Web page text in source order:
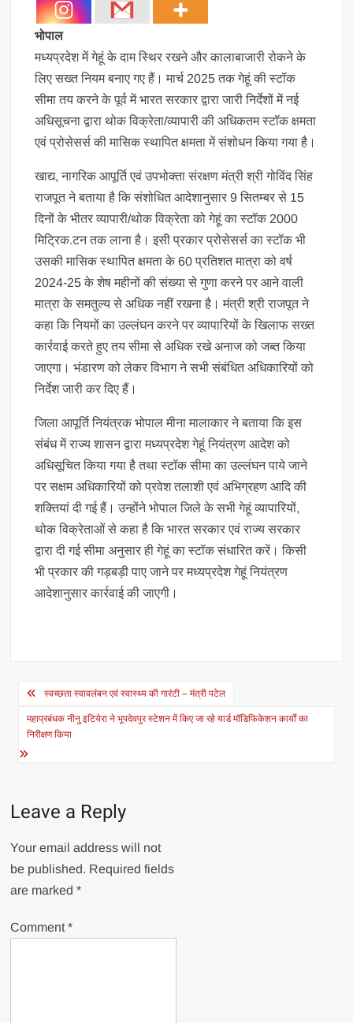
भोपाल
मध्यप्रदेश में गेहूं के दाम स्थिर रखने और कालाबाजारी रोकने के
लिए सख्त नियम बनाए गए हैं। मार्च 2025 तक गेहूं की स्टॉक
सीमा तय करने के पूर्व में भारत सरकार द्वारा जारी निर्देशों में नई
अधिसूचना द्वारा थोक विक्रेता/व्यापारी की अधिकतम स्टॉक क्षमता
एवं प्रोसेसर्स की मासिक स्थापित क्षमता में संशोधन किया गया है।
खाद्य, नागरिक आपूर्ति एवं उपभोक्ता संरक्षण मंत्री श्री गोविंद सिंह
राजपूत ने बताया है कि संशोधित आदेशानुसार 9 सितम्बर से 15
दिनों के भीतर व्यापारी/थोक विक्रेता को गेहूं का स्टॉक 2000
मिट्रिक.टन तक लाना है। इसी प्रकार प्रोसेसर्स का स्टॉक भी
उसकी मासिक स्थापित क्षमता के 60 प्रतिशत मात्रा को वर्ष
2024-25 के शेष महीनों की संख्या से गुणा करने पर आने वाली
मात्रा के समतुल्य से अधिक नहीं रखना है। मंत्री श्री राजपूत ने
कहा कि नियमों का उल्लंघन करने पर व्यापारियों के खिलाफ सख्त
कार्रवाई करते हुए तय सीमा से अधिक रखे अनाज को जब्त किया
जाएगा। भंडारण को लेकर विभाग ने सभी संबंधित अधिकारियों को
निर्देश जारी कर दिए हैं।
जिला आपूर्ति नियंत्रक भोपाल मीना मालाकार ने बताया कि इस
संबंध में राज्य शासन द्वारा मध्यप्रदेश गेहूं नियंत्रण आदेश को
अधिसूचित किया गया है तथा स्टॉक सीमा का उल्लंघन पाये जाने
पर सक्षम अधिकारियों को प्रवेश तलाशी एवं अभिग्रहण आदि की
शक्तियां दी गई हैं। उन्होंने भोपाल जिले के सभी गेहूं व्यापारियों,
थोक विक्रेताओं से कहा है कि भारत सरकार एवं राज्य सरकार
द्वारा दी गई सीमा अनुसार ही गेहूं का स्टॉक संधारित करें। किसी
भी प्रकार की गड़बड़ी पाए जाने पर मध्यप्रदेश गेहूं नियंत्रण
आदेशानुसार कार्रवाई की जाएगी।
Post
navigation
स्वच्छता स्वावलंबन एवं स्वास्थ्य की गारंटी – मंत्री पटेल
महाप्रबंधक नीनु इटियेरा ने भूपदेवपुर स्टेशन में किए जा रहे यार्ड मॉडिफिकेशन कार्यों का
निरीक्षण किया
Leave a Reply
Your email address will not
be published. Required fields
are marked*
Comment*